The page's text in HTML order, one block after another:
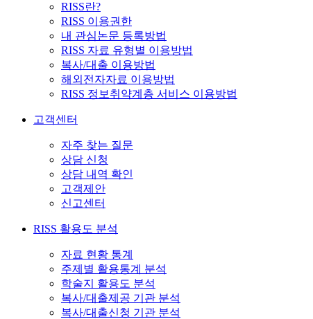
RISS란?
RISS 이용권한
내 관심논문 등록방법
RISS 자료 유형별 이용방법
복사/대출 이용방법
해외전자자료 이용방법
RISS 정보취약계층 서비스 이용방법
고객센터
자주 찾는 질문
상담 신청
상담 내역 확인
고객제안
신고센터
RISS 활용도 분석
자료 현황 통계
주제별 활용통계 분석
학술지 활용도 분석
복사/대출제공 기관 분석
복사/대출신청 기관 분석